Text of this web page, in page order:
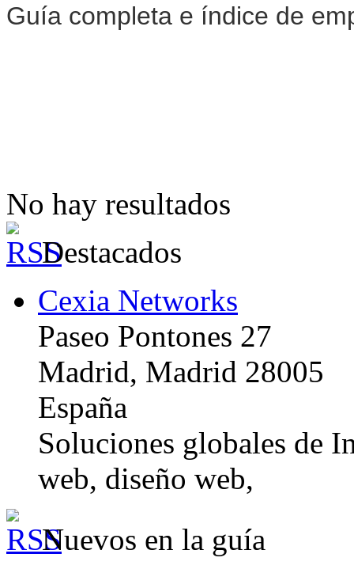
Guía completa e índice de
No hay resultados
Destacados
Cexia Networks
Paseo Pontones 27
Madrid, Madrid 28005
España
Soluciones globales de
web, diseño web,
Nuevos en la guía